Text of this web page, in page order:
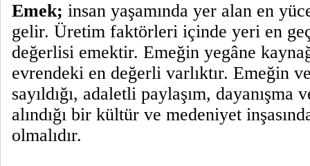
Emek; insan yaşamında yer alan en
gelir. Üretim faktörleri içinde yeri en
değerlisi emektir. Emeğin yegâne
evrendeki en değerli varlıktır. Emeğin
sayıldığı, adaletli paylaşım,
alındığı bir kültür ve medeniyet
olmalıdır.